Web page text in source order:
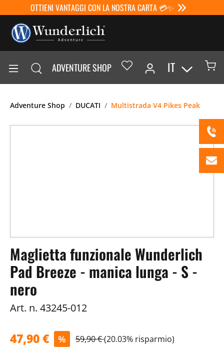
OTTIENI VANTAGGI CON LA NOSTRA CARTA 💳✨
ADVENTURE SHOP IT
Adventure Shop DUCATI Multistrada V4 Pikes Peak
Maglietta funzionale Wunderlich
Pad Breeze - manica lunga - S -
nero
Art. n. 43245-012
47,90 € % 59,90 €(20.03% risparmio)